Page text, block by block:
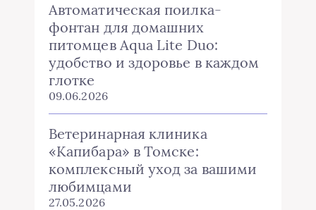
Автоматическая поилка-
фонтан для домашних
питомцев Aqua Lite Duo:
удобство и здоровье в каждом
глотке
09.06.2026
Ветеринарная клиника
«Капибара» в Томске:
комплексный уход за вашими
любимцами
27.05.2026